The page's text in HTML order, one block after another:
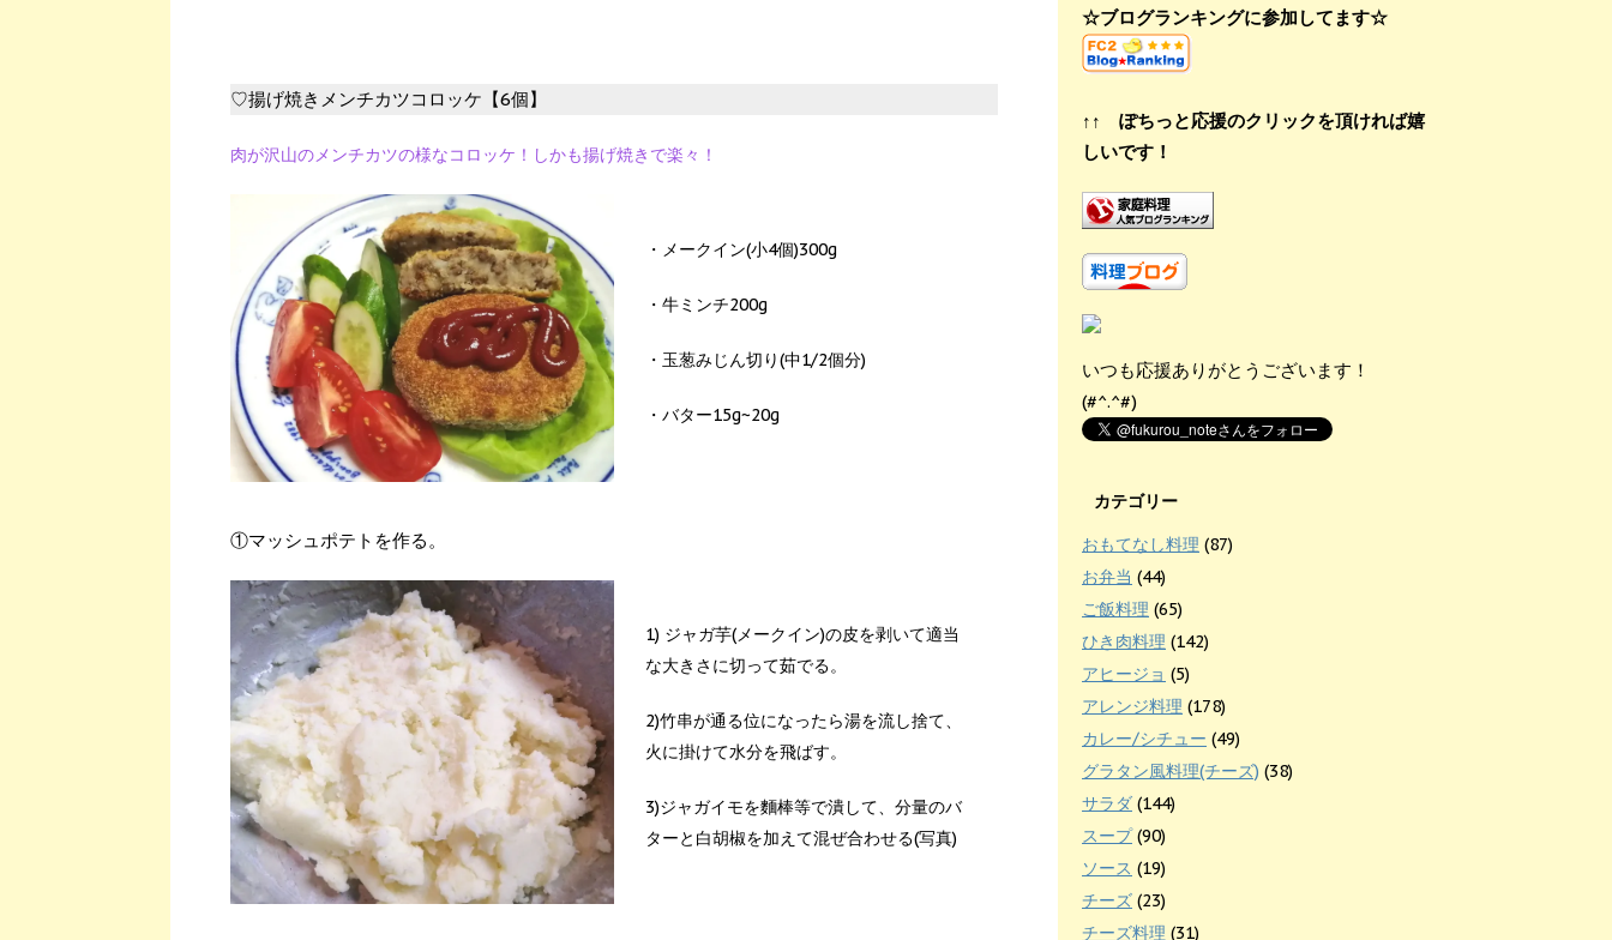
♡揚げ焼きメンチカツコロッケ【6個】
肉が沢山のメンチカツの様なコロッケ！しかも揚げ焼きで楽々！
・メークイン(小4個)300g
・牛ミンチ200g
・玉葱みじん切り(中1/2個分)
・バター15g~20g
①マッシュポテトを作る。
1) ジャガ芋(メークイン)の皮を剥いて適当
な大きさに切って茹でる。
2)竹串が通る位になったら湯を流し捨て、
火に掛けて水分を飛ばす。
3)ジャガイモを麵棒等で潰して、分量のバ
ターと白胡椒を加えて混ぜ合わせる(写真)
☆ブログランキングに参加してます☆
↑↑ ぽちっと応援のクリックを頂ければ嬉
しいです！
いつも応援ありがとうございます！
(#^.^#)
カテゴリー
おもてなし料理 (87)
お弁当 (44)
ご飯料理 (65)
ひき肉料理 (142)
アヒージョ (5)
アレンジ料理 (178)
カレー/シチュー (49)
グラタン風料理(チーズ) (38)
サラダ (144)
スープ(90)
ソース (19)
チーズ (23)
チーズ料理 (31)